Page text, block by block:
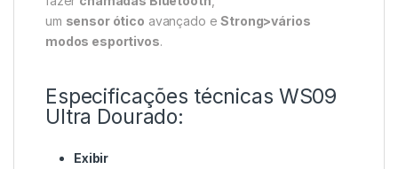
um sensor ótico avançado eStrong>vários
modos esportivos.
Especificações técnicas WS09
Ultra Dourado:
Exibir